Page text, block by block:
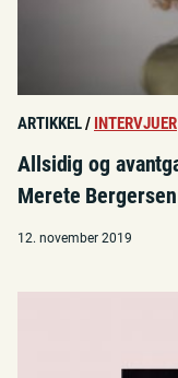
ARTIKKEL/ INTERVJUER
Allsidig og
Merete Bergersen
12. november 2019